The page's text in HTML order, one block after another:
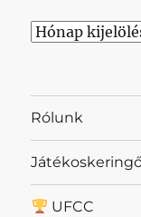
Archívum
Rólunk
UFCC